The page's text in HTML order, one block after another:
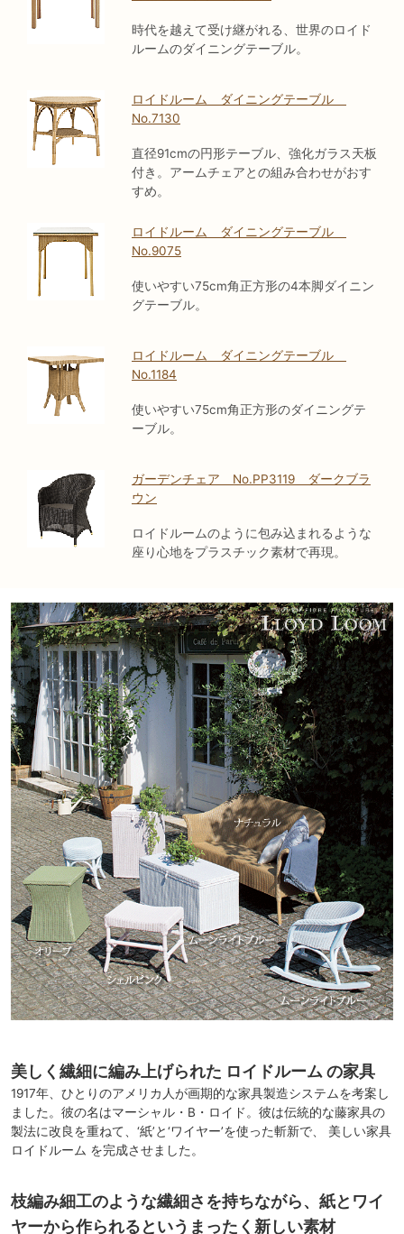
時代を越えて受け継がれる、世界のロイド
ルームのダイニングテーブル。
ロイドルーム ダイニングテーブル
No.7130
直径91cmの円形テーブル、強化ガラス天板
付き。アームチェアとの組み合わせがおす
すめ。
ロイドルーム ダイニングテーブル
No.9075
使いやすい75cm角正方形の4本脚ダイニン
グテーブル。
ロイドルーム ダイニングテーブル
No.1184
使いやすい75cm角正方形のダイニングテ
ーブル。
ガーデンチェア No.PP3119 ダークブラ
ウン
ロイドルームのように包み込まれるような
座り心地をプラスチック素材で再現。
美しく繊細に編み上げられた ロイドルーム の家具
1917年、ひとりのアメリカ人が画期的な家具製造システムを考案し
ました。彼の名はマーシャル・B・ロイド。彼は伝統的な藤家具の
製法に改良を重ねて、‘紙’と‘ワイヤー’を使った斬新で、 美しい家具
ロイドルーム を完成させました。
枝編み細工のような繊細さを持ちながら、紙とワイ
ヤーから作られるというまったく新しい素材